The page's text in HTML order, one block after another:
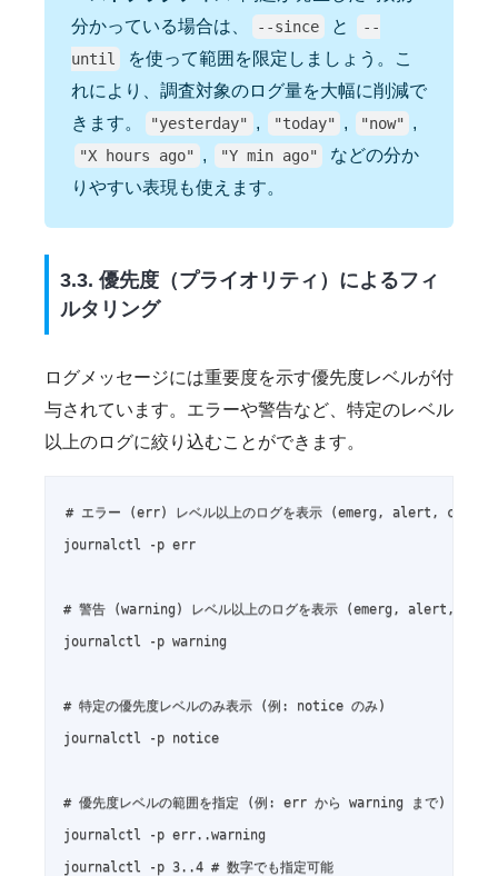
分かっている場合は、
--since と
--
until
を使って範囲を限定しましょう。こ
れにより、調査対象のログ量を大幅に削減で
きます。
"yesterday" , "today" , "now" ,
"X hours ago" , "Y min ago"
などの分か
りやすい表現も使えます。
3.3. 優先度（プライオリティ）によるフィ
ルタリング
ログメッセージには重要度を示す優先度レベルが付
与されています。エラーや警告など、特定のレベル
以上のログに絞り込むことができます。
# エラー (err) レベル以上のログを表示 (emerg, alert, crit,
journalctl -p err
# 警告 (warning) レベル以上のログを表示 (emerg, alert,
journalctl -p warning
# 特定の優先度レベルのみ表示 (例: notice のみ)
journalctl -p notice
# 優先度レベルの範囲を指定 (例: err から warning まで)
journalctl -p err..warning
journalctl -p 3..4 # 数字でも指定可能